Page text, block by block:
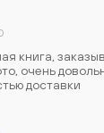
книга,
очень
доставки